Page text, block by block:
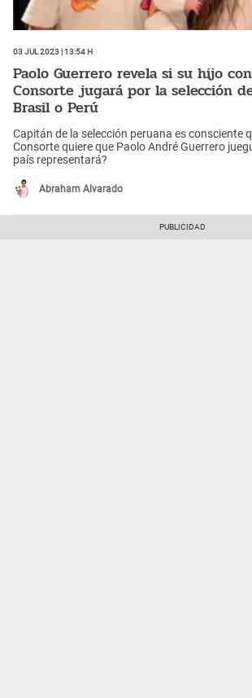
03 Jul 2023 | 13:54 h
Paolo Guerrero revela si su hijo
Consorte jugará por la selección
Brasil o Perú
Capitán de la selección peruana es consciente
Consorte quiere que Paolo André Guerrero
país representará?
Abraham Alvarado